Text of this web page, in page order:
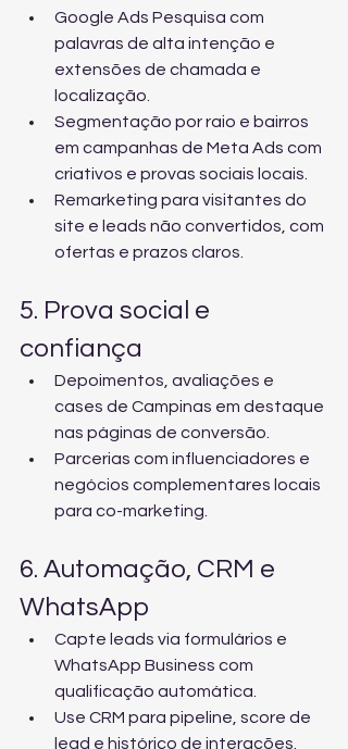
Google Ads Pesquisa com
palavras de alta intenção e
extensões de chamada e
localização.
Segmentação por raio e bairros
em campanhas de Meta Ads com
criativos e provas sociais locais.
Remarketing para visitantes do
site e leads não convertidos, com
ofertas e prazos claros.
5. Prova social e
confiança
Depoimentos, avaliações e
cases de Campinas em destaque
nas páginas de conversão.
Parcerias com influenciadores e
negócios complementares locais
para co-marketing.
6. Automação, CRM e
WhatsApp
Capte leads via formulários e
WhatsApp Business com
qualificação automática.
Use CRM para pipeline, score de
lead e histórico de interações.